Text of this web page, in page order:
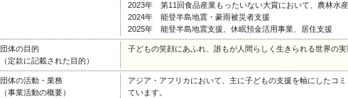
2023年 第11回食品産業もったいない大賞において、農林水
2024年 能登半島地震・豪雨被災者支援
2025年 能登半島地震支援、休眠預金活用事業、居住支援
団体の目的
（定款に記載された目的）
子どもの笑顔にあふれ、誰もが人間らしく生きられる世界の実
団体の活動・業務
（事業活動の概要）
アジア・アフリカにおいて、主に子どもの支援を軸にしたコ
ています。